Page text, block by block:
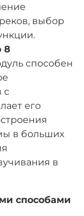
выбор
8
способен
с
его
в больших
в
способами